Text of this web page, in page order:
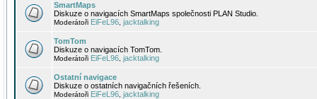
SmartMaps
Diskuze o navigacích SmartMaps společnosti PLAN Studio.
Moderátoři EiFeL96 jacktalking
TomTom
Diskuze o navigacích TomTom.
Moderátoři EiFeL96 jacktalking
Ostatní navigace
Diskuze o ostatních navigačních řešeních.
Moderátoři EiFeL96 jacktalking